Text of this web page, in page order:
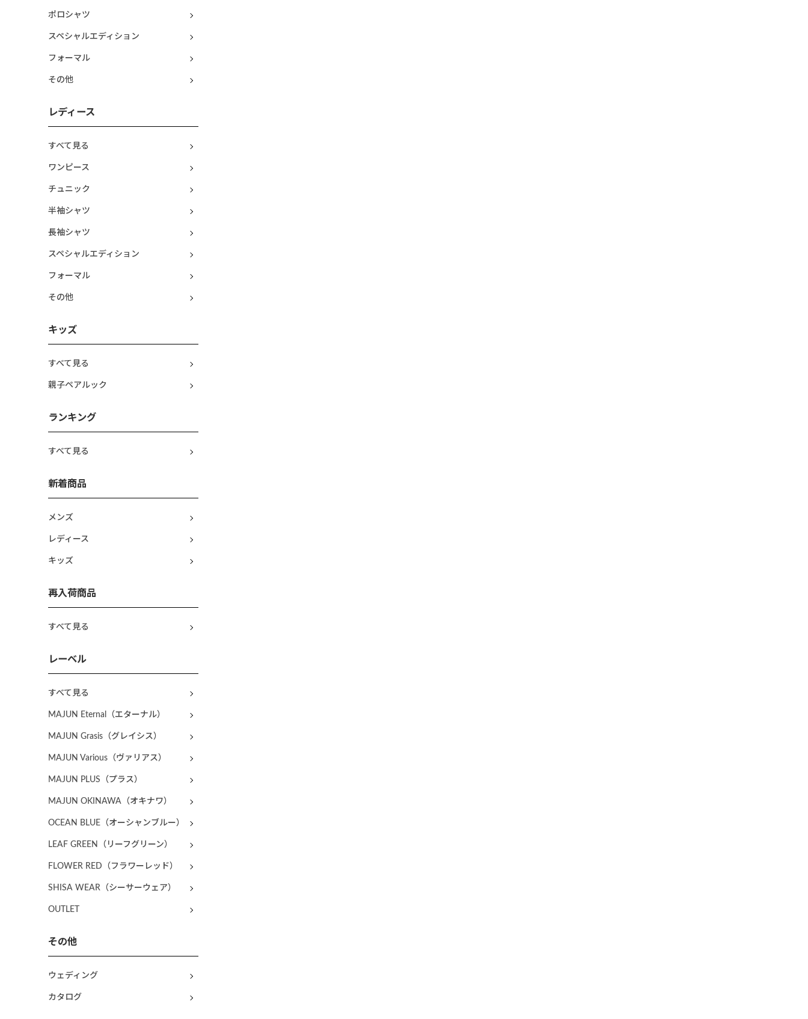
ポロシャツ
スペシャルエディション
フォーマル
その他
レディース
すべて見る
ワンピース
チュニック
半袖シャツ
長袖シャツ
スペシャルエディション
フォーマル
その他
キッズ
すべて見る
親子ペアルック
ランキング
すべて見る
新着商品
メンズ
レディース
キッズ
再入荷商品
すべて見る
レーベル
すべて見る
MAJUN Eternal（エターナル）
MAJUN Grasis（グレイシス）
MAJUN Various（ヴァリアス）
MAJUN PLUS（プラス）
MAJUN OKINAWA（オキナワ）
OCEAN BLUE（オーシャンブルー）
LEAF GREEN（リーフグリーン）
FLOWER RED（フラワーレッド）
SHISA WEAR（シーサーウェア）
OUTLET
その他
ウェディング
カタログ